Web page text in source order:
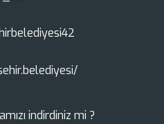
indirdiniz mi ?